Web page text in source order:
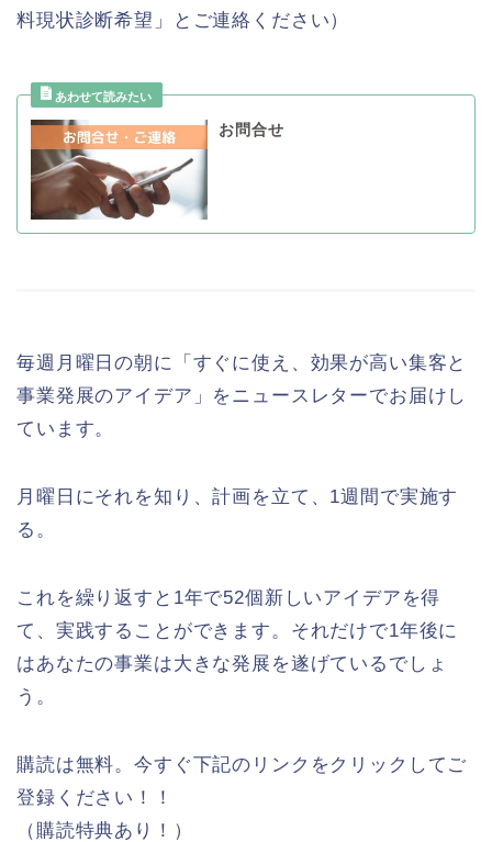
料現状診断希望」とご連絡ください）
お問合せ
毎週月曜日の朝に「すぐに使え、効果が高い集客と
事業発展のアイデア」をニュースレターでお届けし
ています。
月曜日にそれを知り、計画を立て、1週間で実施す
る。
これを繰り返すと1年で52個新しいアイデアを得
て、実践することができます。それだけで1年後に
はあなたの事業は大きな発展を遂げているでしょ
う。
購読は無料。今すぐ下記のリンクをクリックしてご
登録ください！！
（購読特典あり！）